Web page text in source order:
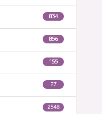
834
856
155
27
2548